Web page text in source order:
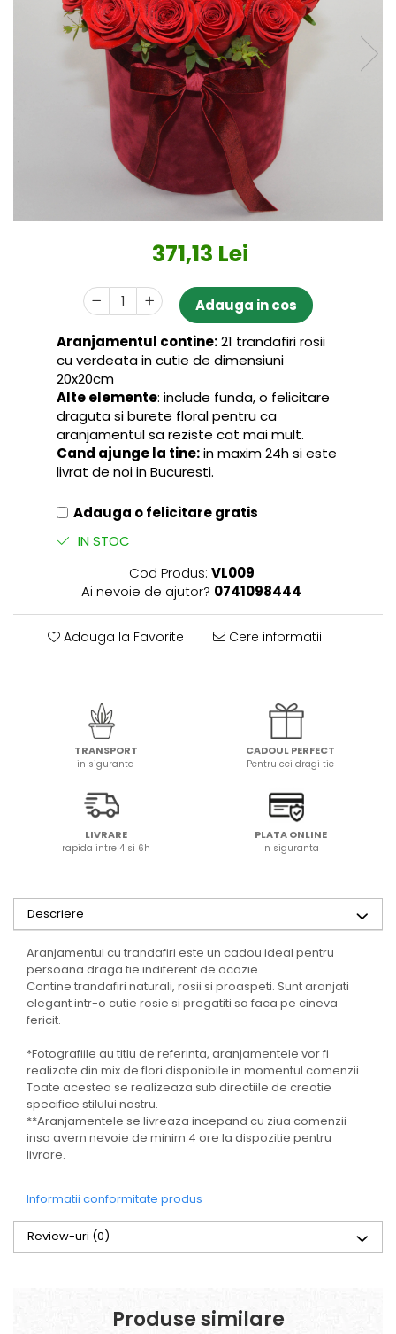
371,13 Lei
Adauga in cos
Aranjamentul contine:21 trandafiri rosii
cu verdeata in cutie de dimensiuni
20x20cm
Alte elemente: include funda, o felicitare
draguta si burete floral pentru ca
aranjamentul sa reziste cat mai mult.
Cand ajunge la tine:in maxim 24h si este
livrat de noi in Bucuresti.
Adauga o felicitare gratis
IN STOC
Cod Produs: VL009
Ai nevoie de ajutor? 0741098444
Adauga la Favorite Cere informatii
TRANSPORT
in siguranta
CADOUL PERFECT
Pentru cei dragi tie
LIVRARE
rapida intre 4 si 6h
PLATA ONLINE
In siguranta
Descriere
Aranjamentul cu trandafiri este un cadou ideal pentru
persoana draga tie indiferent de ocazie.
Contine trandafiri naturali, rosii si proaspeti. Sunt aranjati
elegant intr-o cutie rosie si pregatiti sa faca pe cineva
fericit.
*Fotografiile au titlu de referinta, aranjamentele vor fi
realizate din mix de flori disponibile in momentul comenzii.
Toate acestea se realizeaza sub directiile de creatie
specifice stilului nostru.
**Aranjamentele se livreaza incepand cu ziua comenzii
insa avem nevoie de minim 4 ore la dispozitie pentru
livrare.
Informatii conformitate produs
Review-uri (0)
Produse similare